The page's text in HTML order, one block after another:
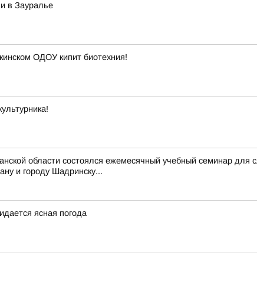
в Зауралье
ОДОУ кипит биотехния!
области состоялся ежемесячный учебный семинар
и городу Шадринску...
ясная погода